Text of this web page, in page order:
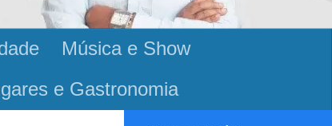
Música e Show
e Gastronomia